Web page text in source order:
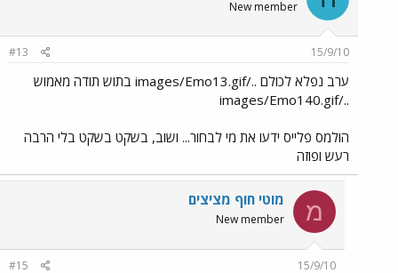
New member
15/9/10
#13
ערב נפלא לכולם ../images/Emo13.gif בתוש תודה מאמוש
../images/Emo140.gif
הולמס פלייס ידעו את מי לבחור... ושוב, בשקט בשקט בלי הרבה
רעש ופוזה
מ מוטי חוף מציצים
New member
15/9/10
#15